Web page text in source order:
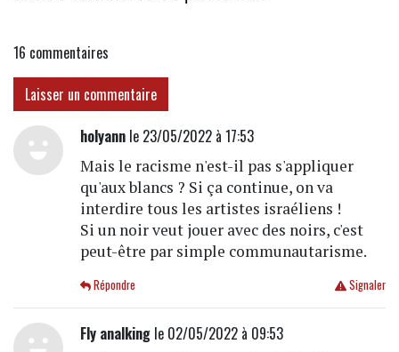
16 commentaires
Laisser un commentaire
holyannle 23/05/2022 à 17:53
Mais le racisme n'est-il pas s'appliquer
qu'aux blancs ? Si ça continue, on va
interdire tous les artistes israéliens !
Si un noir veut jouer avec des noirs, c'est
peut-être par simple communautarisme.
Signaler
Répondre
Fly analkingle 02/05/2022 à 09:53